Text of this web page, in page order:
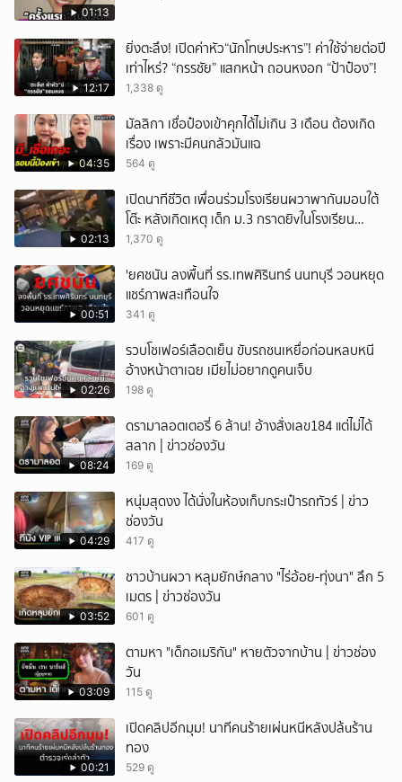
01:13
12:17
ยิ่งตะลึง! เปิดค่าหัว“นักโทษประหาร”! ค่าใช้จ่ายต่อปี
เท่าไหร่? “กรรชัย” แสกหน้า ถอนหงอก “ป้าป๋อง”!
1,338 ดู
04:35
มัลลิกา เชื่อป๋องเข้าคุกได้ไม่เกิน 3 เดือน ต้องเกิด
เรื่อง เพราะมีคนกลัวมันแฉ
564 ดู
02:13
เปิดนาทีชีวิต เพื่อนร่วมโรงเรียนผวาพากันมอบใต้
โต๊ะ หลังเกิดเหตุ เด็ก ม.3 กราดยิvในโรงเรียน
เทพศิรินทร์นนท์ แบบไม่เลือกหน้า เสียงปืนดังสนั่น
1,370 ดู
00:51
'ยศชนัน ลงพื้นที่ รร.เทพศิรินทร์ นนทบุรี วอนหยุด
แชร์ภาพสะเทือนใจ
341 ดู
02:26
รวบโชเฟอร์เลือดเย็น ขับรถชนเหยื่อก่อนหลบหนี
อ้างหน้าตาเฉย เมียไม่อยากดูคนเจ็บ
198 ดู
08:24
ดรามาลอตเตอรี่ 6 ล้าน! อ้างสั่งเลข184 แต่ไม่ได้
สลาก | ข่าวช่องวัน
169 ดู
04:29
หนุ่มสุดงง ได้นั่งในห้องเก็บกระเป๋ารถทัวร์ | ข่าว
ช่องวัน
417 ดู
03:52
ชาวบ้านผวา หลุมยักษ์กลาง "ไร่อ้อย-ทุ่งนา" ลึก 5
เมตร | ข่าวช่องวัน
601 ดู
03:09
ตามหา "เด็กอเมริกัน" หายตัวจากบ้าน | ข่าวช่อง
วัน
115 ดู
00:21
เปิดคลิปอีกมุม! นาทีคนร้ายเผ่นหนีหลังปล้uร้าน
ทอง
529 ดู